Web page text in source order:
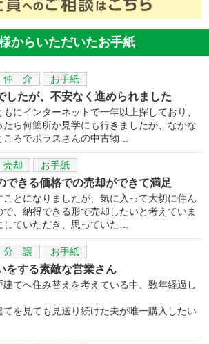
からいただいたお手紙
仲 介 お手紙
したが、不安なく進められました
にインターネットで一年以上探しており、
たら何箇所か見学にも行きましたが、なかな
ろでポラスさんの中古物…
売却 お手紙
できる価格での売却ができて満足
とになりましたが、気に入って大切に住ん
、納得できる形で売却したいと考えていま
していただき、思っていた…
分 譲 お手紙
をする素敵な営業さん
てへ住み替えを考えている中、数年経過し
を見ても見送り続けた夫が唯一購入したい